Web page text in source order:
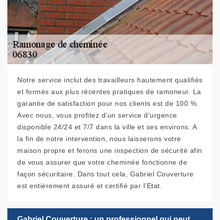
Notre service inclut des travailleurs hautement qualifiés
et formés aux plus récentes pratiques de ramoneur. La
garantie de satisfaction pour nos clients est de 100 %.
Avec nous, vous profitez d’un service d'urgence
disponible 24/24 et 7/7 dans la ville et ses environs. A
la fin de notre intervention, nous laisserons votre
maison propre et ferons une inspection de sécurité afin
de vous assurer que votre cheminée fonctionne de
façon sécuritaire. Dans tout cela, Gabriel Couverture
est entièrement assuré et certifié par l’Etat.